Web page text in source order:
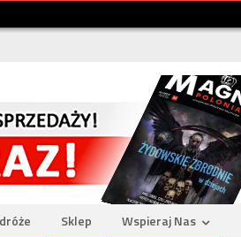
Sklep Wspieraj Nas